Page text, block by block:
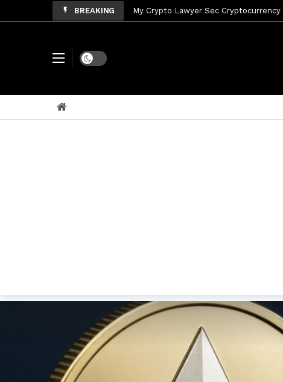
BREAKING My Crypto Lawyer Sec News Tres
My Crypto Lawyer Sec News Cynthia
My Crypto Lawyer Sec News Rusia
Dark mode